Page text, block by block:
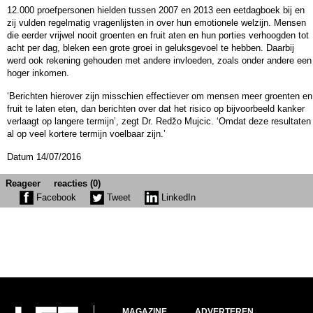
12.000 proefpersonen hielden tussen 2007 en 2013 een eetdagboek bij en
zij vulden regelmatig vragenlijsten in over hun emotionele welzijn. Mensen
die eerder vrijwel nooit groenten en fruit aten en hun porties verhoogden tot
acht per dag, bleken een grote groei in geluksgevoel te hebben. Daarbij
werd ook rekening gehouden met andere invloeden, zoals onder andere een
hoger inkomen.
‘Berichten hierover zijn misschien effectiever om mensen meer groenten en
fruit te laten eten, dan berichten over dat het risico op bijvoorbeeld kanker
verlaagt op langere termijn’, zegt Dr. Redžo Mujcic. ‘Omdat deze resultaten
al op veel kortere termijn voelbaar zijn.’
Datum 14/07/2016
Reageer
reacties (0)
Facebook
Tweet LinkedIn